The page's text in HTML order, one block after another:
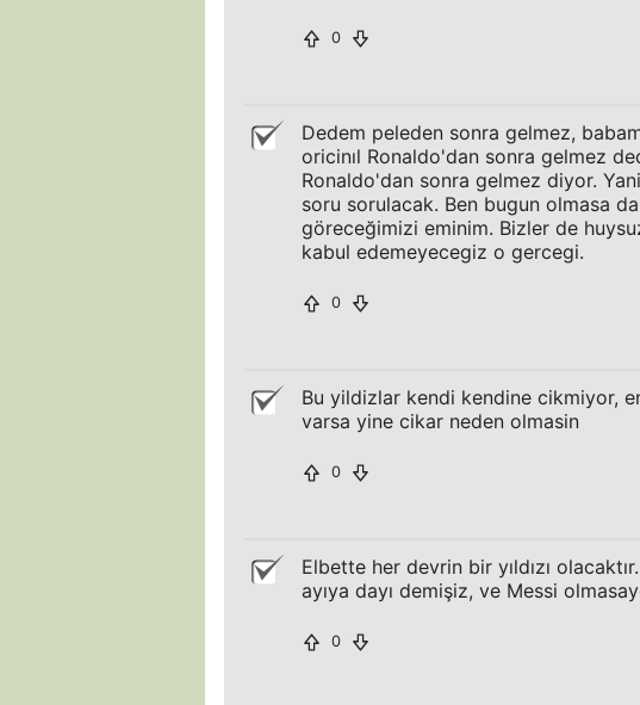
0
Dedem peleden sonra gelmez,
oricinıl Ronaldo'dan sonra gelmez
Ronaldo'dan sonra gelmez diyor.
soru sorulacak. Ben bugun olmasa
göreceğimizi eminim. Bizler de
kabul edemeyecegiz o gercegi.
0
Bu yildizlar kendi kendine cikmiyor,
varsa yine cikar neden olmasin
0
Elbette her devrin bir yıldızı
ayıya dayı demişiz, ve Messi
0